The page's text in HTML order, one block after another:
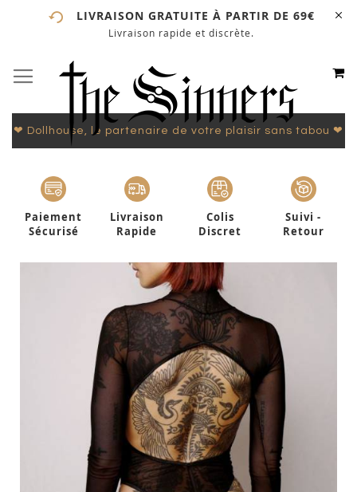
LIVRAISON GRATUITE À PARTIR DE 69€
Livraison rapide et discrète.
ALLEZ
# ENTREZ AU MOINS 3 CARACTÈRES POUR LANCER LA
# APPUYEZ SUR LA TOUCHE "ENTRER" POUR LANCER
LA RECHERCHE
❤ Dollhouse, le partenaire de votre plaisir sans tabou ❤
Paiement
Sécurisé
Livraison
Rapide
Colis
Discret
Suivi -
Retour